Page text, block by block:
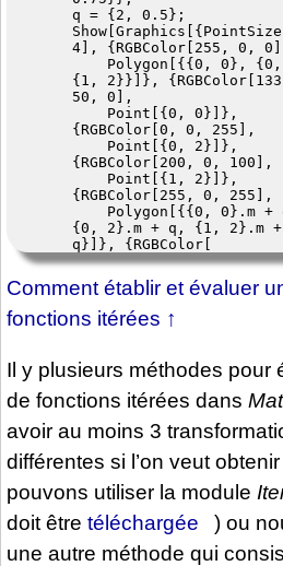
Comment établir et évaluer
fonctions itérées ↑
Il y plusieurs méthodes pour
de fonctions itérées dans
avoir au moins 3
différentes si l’on veut
pouvons utiliser la module
doit être téléchargée
) ou
une autre méthode qui